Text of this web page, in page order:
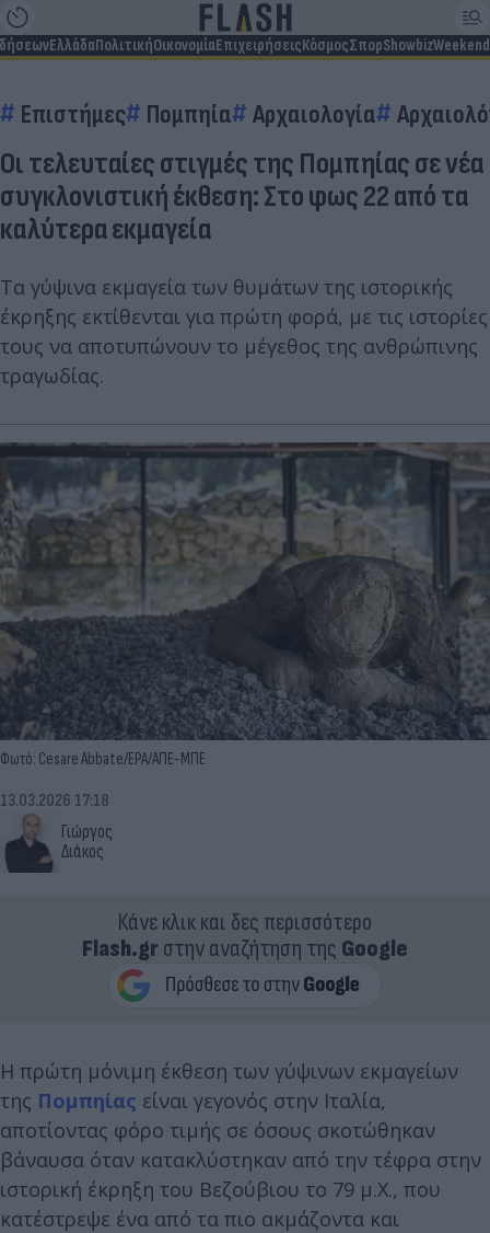
ΕλλάδαΠολιτικήΟικονομίαΕπιχειρήσειςΚόσμοςΣπορShowbizWeekend
Επιστήμες Πομπηία Αρχαιολογία
Οι τελευταίες στιγμές της Πομπηίας σε νέα
συγκλονιστική έκθεση: Στο φως 22 από τα
καλύτερα εκμαγεία
Τα γύψινα εκμαγεία των θυμάτων της ιστορικής
έκρηξης εκτίθενται για πρώτη φορά, με τις ιστορίες
τους να αποτυπώνουν το μέγεθος της ανθρώπινης
τραγωδίας.
Φωτό: Cesare Abbate/EPA/ΑΠΕ-ΜΠΕ
Γιώργος
Διάκος
13.03.2026 17:18
Κάνε κλικ και δες περισσότερο
Flash.grστην αναζήτηση της Google
Η πρώτη μόνιμη έκθεση των γύψινων εκμαγείων
της Πομπηίας είναι γεγονός στην Ιταλία,
αποτίοντας φόρο τιμής σε όσους σκοτώθηκαν
βάναυσα όταν κατακλύστηκαν από την τέφρα στην
ιστορική έκρηξη του Βεζούβιου το 79 μ.Χ., που
κατέστρεψε ένα από τα πιο ακμάζοντα και